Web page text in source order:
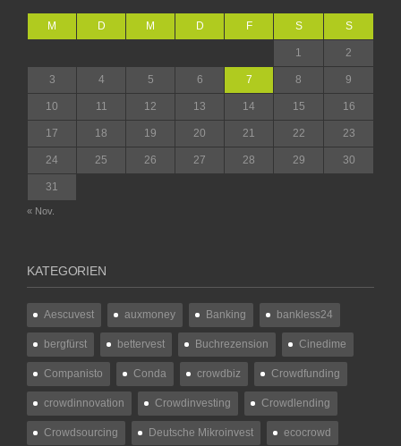
M D M D F S S
1 2
3 4 5 6 7 8 9
10 11 12 13 14 15 16
17 18 19 20 21 22 23
24 25 26 27 28 29 30
31
« Nov.
KATEGORIEN
Aescuvest auxmoney Banking bankless24
bergfürst bettervest Buchrezension Cinedime
Companisto Conda crowdbiz Crowdfunding
crowdinnovation Crowdinvesting Crowdlending
Crowdsourcing Deutsche Mikroinvest ecocrowd